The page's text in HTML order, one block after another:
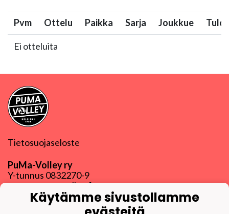
Pvm Ottelu Paikka Sarja Joukkue Tulos
Ei otteluita
Tietosuojaseloste
PuMa-Volley ry
Y-tunnus 0832270-9
puma@puma-volley.fi
Linkki muihin yhteystietoihin
Käytämme sivustollamme